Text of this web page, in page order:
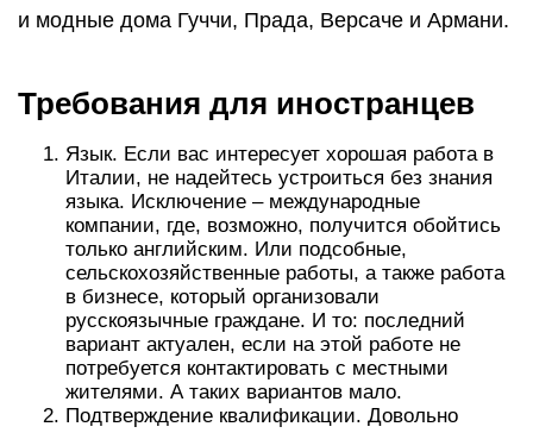
и модные дома Гуччи, Прада, Версаче и Армани.
Требования для иностранцев
Язык. Если вас интересует хорошая работа в
Италии, не надейтесь устроиться без знания
языка. Исключение – международные
компании, где, возможно, получится обойтись
только английским. Или подсобные,
сельскохозяйственные работы, а также работа
в бизнесе, который организовали
русскоязычные граждане. И то: последний
вариант актуален, если на этой работе не
потребуется контактировать с местными
жителями. А таких вариантов мало.
Подтверждение квалификации. Довольно